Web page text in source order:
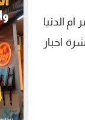
برنامج، مصر ام الدنيا
اخبار